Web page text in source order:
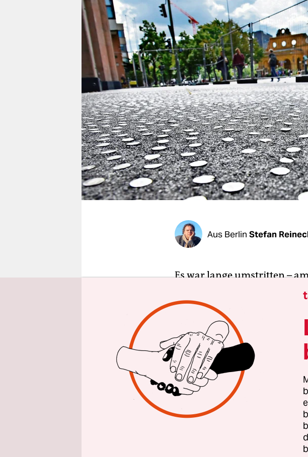
berlin
nord
wahrheit
verlag
verlag
veranstaltungen
shop
fragen & hilfe
unterstützen
abo
Aus Berlin Stefan
Es war lange umstritten –
voraussichtlich für ein
Überfall von Nazi-
den Union, SPD, FDP und
Stelle in Berlin ein Ort
Zweiten Weltkrieges und der
gewidmet ist“. Geplant ist
Gedenkort „für
politische Bildung,
Die Idee des Polen-
anderem Dieter Bingen,
Instituts, anregte und die